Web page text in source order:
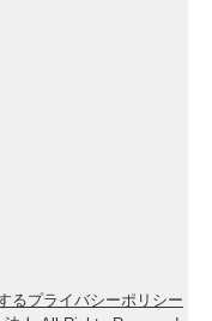
るプライバシーポリシー